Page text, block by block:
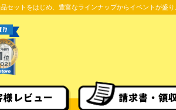
ットをはじめ、豊富なラインナップからイベントが盛り
様レビュー 請求書・領